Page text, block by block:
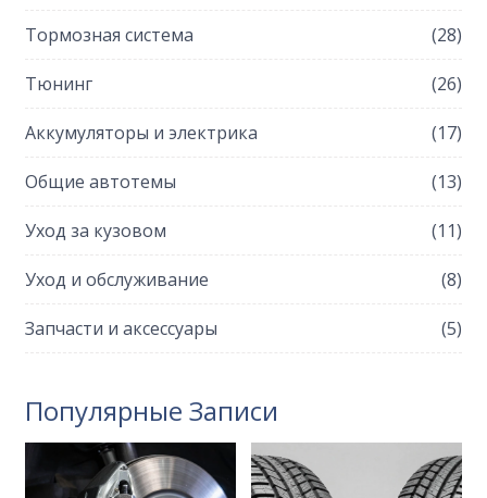
Тормозная система (28)
Тюнинг (26)
Аккумуляторы и электрика (17)
Общие автотемы (13)
Уход за кузовом (11)
Уход и обслуживание (8)
Запчасти и аксессуары (5)
Популярные Записи